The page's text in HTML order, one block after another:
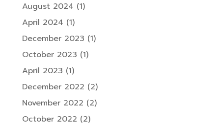
August 2024 (1)
April 2024 (1)
December 2023 (1)
October 2023 (1)
April 2023 (1)
December 2022 (2)
November 2022 (2)
October 2022 (2)